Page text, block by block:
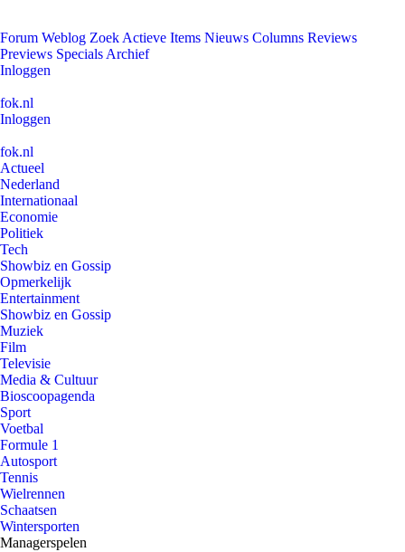
Forum Weblog Zoek Actieve Items Nieuws Columns Reviews
Previews Specials Archief
Inloggen
fok.nl
Inloggen
fok.nl
Actueel
Nederland
Internationaal
Economie
Politiek
Tech
Showbiz en Gossip
Opmerkelijk
Entertainment
Showbiz en Gossip
Muziek
Film
Televisie
Media & Cultuur
Bioscoopagenda
Sport
Voetbal
Formule 1
Autosport
Tennis
Wielrennen
Schaatsen
Wintersporten
Managerspelen